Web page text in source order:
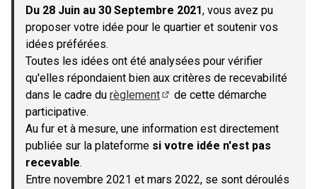
−
Du 28 Juin au 30 Septembre 2021, vous avez pu
proposer votre idée pour le quartier et soutenir vos
idées préférées.
Toutes les idées ont été analysées pour vérifier
qu'elles répondaient bien aux critères de recevabilité
dans le cadre du règlement
de cette démarche
participative.
Au fur et à mesure, une information est directement
publiée sur la plateforme si votre idée n'est pas
recevable.
Entre novembre 2021 et mars 2022, se sont déroulés